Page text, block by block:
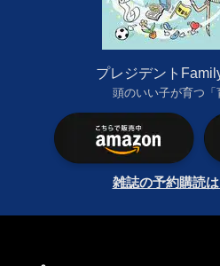
プレジデント
頭のいい子が育つ「
雑誌の予約購読